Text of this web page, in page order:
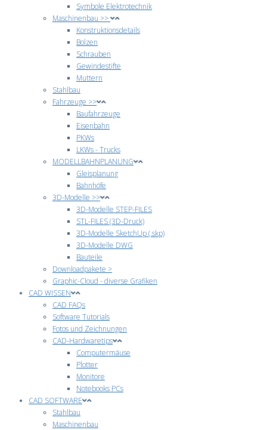
Symbole Elektrotechnik
Maschinenbau >>
Konstruktionsdetails
Bolzen
Schrauben
Gewindestifte
Muttern
Stahlbau
Fahrzeuge >>
Baufahrzeuge
Eisenbahn
PKWs
LKWs - Trucks
MODELLBAHNPLANUNG
Gleisplanung
Bahnhöfe
3D-Modelle >>
3D-Modelle STEP-FILES
STL-FILES (3D-Druck)
3D-Modelle SketchUp (.skp)
3D-Modelle DWG
Bauteile
Downloadpakete >
Graphic-Cloud - diverse Grafiken
CAD WISSEN
CAD FAQs
Software Tutorials
Fotos und Zeichnungen
CAD-Hardwaretips
Computermäuse
Plotter
Monitore
Notebooks PCs
CAD SOFTWARE
Stahlbau
Maschinenbau